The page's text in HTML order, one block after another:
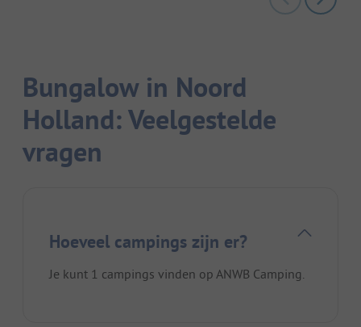
Bungalow in Noord
Holland: Veelgestelde
vragen
Hoeveel campings zijn er?
Je kunt 1 campings vinden op ANWB Camping.